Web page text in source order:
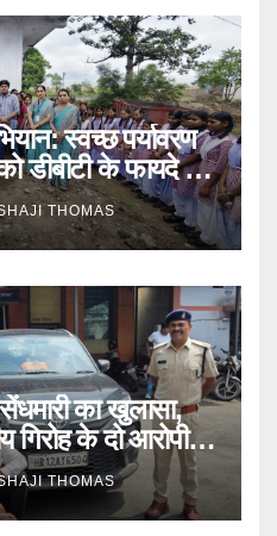
स्वच्छ पर्यावरण
डीबीटी के फायदे भी
THOMAS
का खुलासा,
गिरोह के दो आरोपी
THOMAS